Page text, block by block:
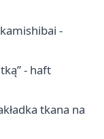
-
- haft
tkana na